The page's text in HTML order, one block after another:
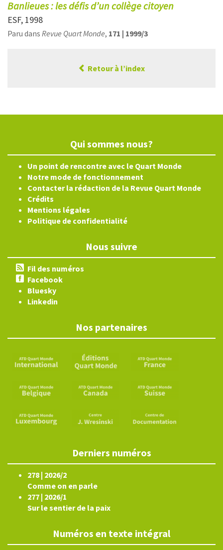
Banlieues : les défis d’un collège citoyen
ESF, 1998
Paru dans Revue Quart Monde, 171 | 1999/3
Retour à l’index
Qui sommes nous?
Un point de rencontre avec le Quart Monde
Notre mode de fonctionnement
Contacter la rédaction de la Revue Quart Monde
Crédits
Mentions légales
Politique de confidentialité
Nous suivre
Fil des numéros
Facebook
Bluesky
Linkedin
Nos partenaires
Derniers numéros
278 | 2026/2
Comme on en parle
277 | 2026/1
Sur le sentier de la paix
Numéros en texte intégral